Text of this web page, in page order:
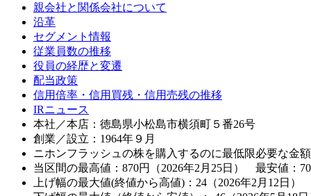
親会社と関係会社について
沿革
セグメント情報
従業員数の推移
役員の経歴と変遷
配当政策
信用倍率・信用買残・信用売残の推移
IRニュース
本社／本店：徳島県小松島市横須町５番26号
創業／設立：1964年９月
ニホンフラッシュの株を購入するのに最低限必要な金額
当区間の最高値：870円（2026年2月25日） 最安値：
上げ幅の最大値(終値から高値)：24（2026年2月12日）